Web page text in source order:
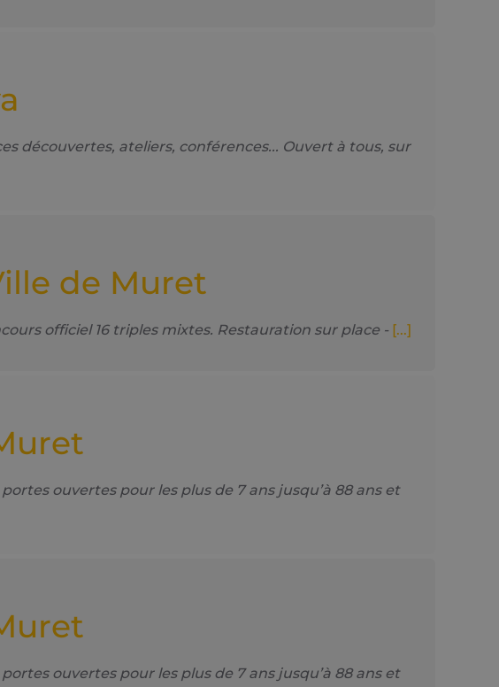
découvertes, ateliers, conférences... Ouvert à tous, sur
de Muret
officiel 16 triples mixtes. Restauration sur place - [...]
portes ouvertes pour les plus de 7 ans jusqu’à 88 ans et
portes ouvertes pour les plus de 7 ans jusqu’à 88 ans et